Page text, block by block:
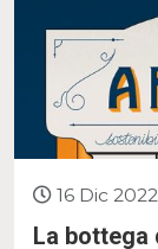
16 Dic 2022
La bottega